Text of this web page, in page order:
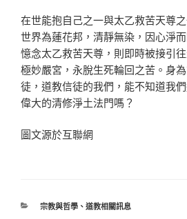
在世能抱自己之一與太乙救苦天尊
世界為蓮花邦，清靜無染，因心淨
憶念太乙救苦天尊，則即時被接引
極妙嚴宮，永脫生死輪回之苦。身
徒，道教信徒的我們，能不知道我
偉大的清修淨土法門嗎？
圖文源於互聯網
分
宗教與哲學、 道教相關訊息